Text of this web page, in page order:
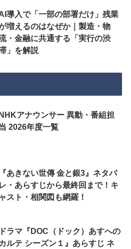
導入で「一部の部署だけ」残業
増えるのはなぜか｜製造・物
・金融に共通する「実行の渋
」を解説
NHKアナウンサー 異動・番組担
2026年度一覧
『あきない世傳 金と銀3』ネタバ
レ・あらすじから最終回まで！キ
ャスト・相関図も網羅！
ドラマ『DOC（ドック）あすへの
カルテ シーズン１』あらすじ ネ